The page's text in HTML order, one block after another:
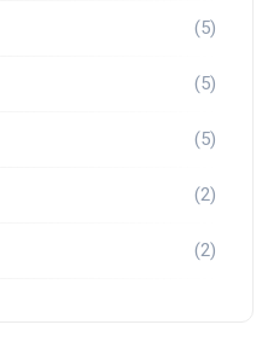
(5)
(5)
(5)
(2)
(2)